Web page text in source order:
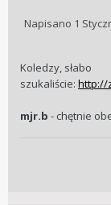
Napisano 1
Koledzy, słabo
szukaliście: http://
mjr.b - chętnie